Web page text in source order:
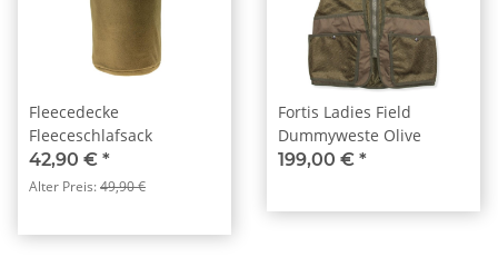
Fleecedecke
Fleeceschlafsack
42,90 € *
Alter Preis:49,90 €
Fortis Ladies Field
Dummyweste Olive
199,00 € *